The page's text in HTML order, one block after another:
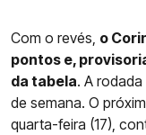
Com o revés, o
pontos e,
da tabela. A
de semana. O
quarta-feira (17),